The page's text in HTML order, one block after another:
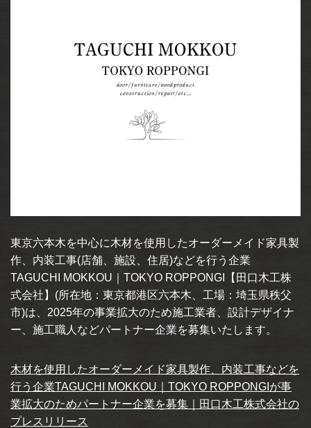
東京六本木を中心に木材を使用したオーダーメイド家具製
作、内装工事(店舗、施設、住居)などを行う企業
TAGUCHI MOKKOU｜TOKYO ROPPONGI【田口木工株
式会社】(所在地：東京都港区六本木、工場：埼玉県秩父
市)は、2025年の事業拡大のため施工業者、設計デザイナ
ー、施工職人などパートナー企業を募集いたします。
木材を使用したオーダーメイド家具製作、内装工事などを
行う企業TAGUCHI MOKKOU｜TOKYO ROPPONGIが事
業拡大のためパートナー企業を募集｜田口木工株式会社の
プレスリリース